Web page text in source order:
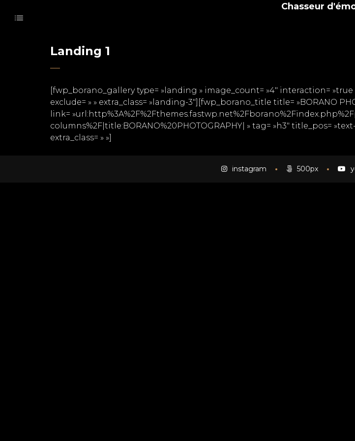
Chasseur
Landing 1
[fwp_borano_gallery type= »landing » image_count= »4″ interaction= »true
exclude= » » extra_class= »landing-3″][fwp_borano_title title= »BORANO
link=
columns%2F|title:BORANO%20PHOTOGRAPHY| » tag= »h3″ title_pos=
extra_class= » »]
instagram 500px